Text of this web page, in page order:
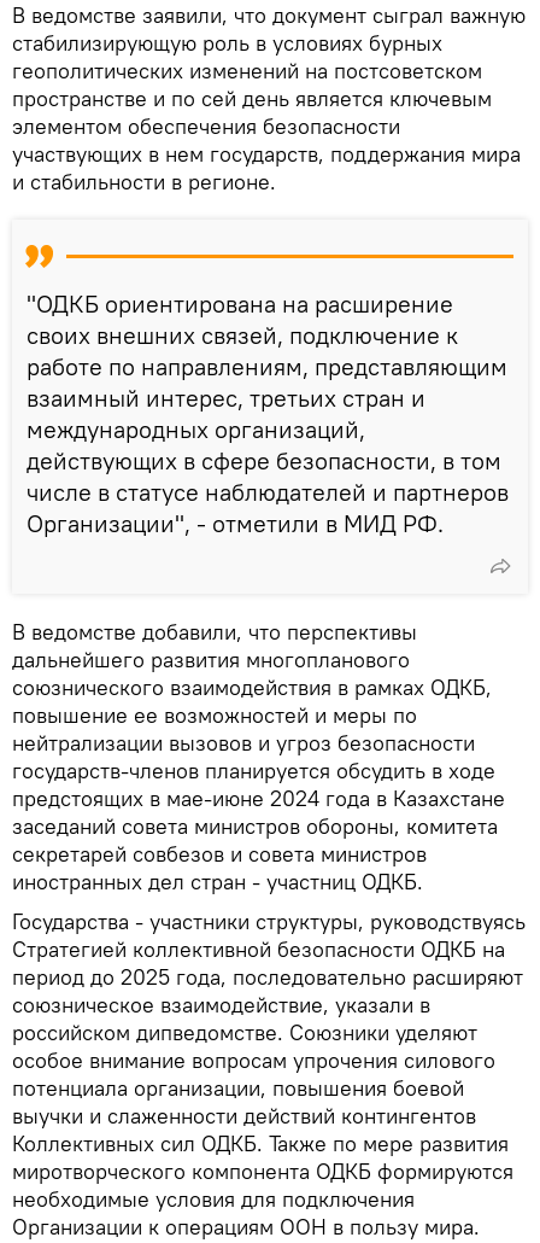
В ведомстве заявили, что документ сыграл важную
стабилизирующую роль в условиях бурных
геополитических изменений на постсоветском
пространстве и по сей день является ключевым
элементом обеспечения безопасности
участвующих в нем государств, поддержания мира
и стабильности в регионе.
"ОДКБ ориентирована на расширение
своих внешних связей, подключение к
работе по направлениям, представляющим
взаимный интерес, третьих стран и
международных организаций,
действующих в сфере безопасности, в том
числе в статусе наблюдателей и партнеров
Организации", - отметили в МИД РФ.
В ведомстве добавили, что перспективы
дальнейшего развития многопланового
союзнического взаимодействия в рамках ОДКБ,
повышение ее возможностей и меры по
нейтрализации вызовов и угроз безопасности
государств-членов планируется обсудить в ходе
предстоящих в мае-июне 2024 года в Казахстане
заседаний совета министров обороны, комитета
секретарей совбезов и совета министров
иностранных дел стран - участниц ОДКБ.
Государства - участники структуры, руководствуясь
Стратегией коллективной безопасности ОДКБ на
период до 2025 года, последовательно расширяют
союзническое взаимодействие, указали в
российском дипведомстве. Союзники уделяют
особое внимание вопросам упрочения силового
потенциала организации, повышения боевой
выучки и слаженности действий контингентов
Коллективных сил ОДКБ. Также по мере развития
миротворческого компонента ОДКБ формируются
необходимые условия для подключения
Организации к операциям ООН в пользу мира.